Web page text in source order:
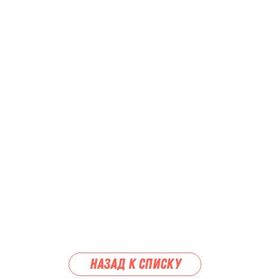
Назад к списку